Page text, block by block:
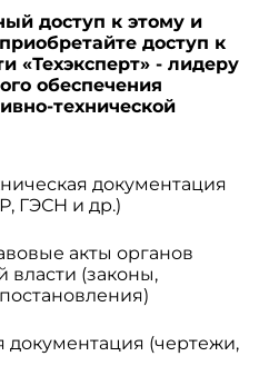
доступ к этому и
доступ к
«Техэксперт» - лидеру
обеспечения
технической
документация
ГЭСН и др.)
акты органов
власти (законы,
документация (чертежи,